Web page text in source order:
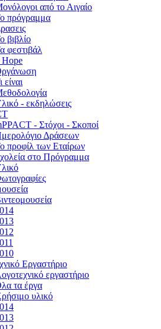
από το Αιγαίο
πρόγραμμα
βιβλίο
φεστιβάλ
Hope
είναι
- εκδηλώσεις
- Στόχοι - Σκοποί
Δράσεων
προφίλ των Εταίρων
στο Πρόγραμμα
Εργαστήριο
εργαστήριο
τα έργα
υλικό